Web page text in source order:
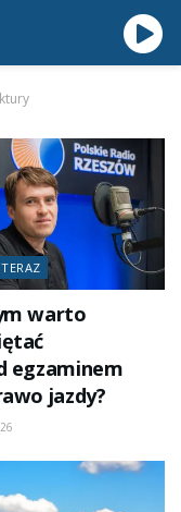
warto
egzaminem
jazdy?